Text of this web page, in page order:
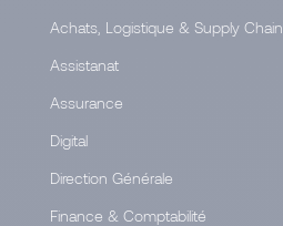
Achats, Logistique & Supply Chain
Assistanat
Assurance
Digital
Direction Générale
Finance & Comptabilité